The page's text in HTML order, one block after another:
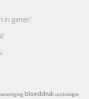
in genen’
beveiliging bloeddruk cardiologie